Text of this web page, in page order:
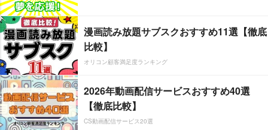
漫画読み放題サブスクおすすめ11選【徹底
比較】
オリコン顧客満足度ランキング
2026年動画配信サービスおすすめ40選
【徹底比較】
CS動画配信サービス20選